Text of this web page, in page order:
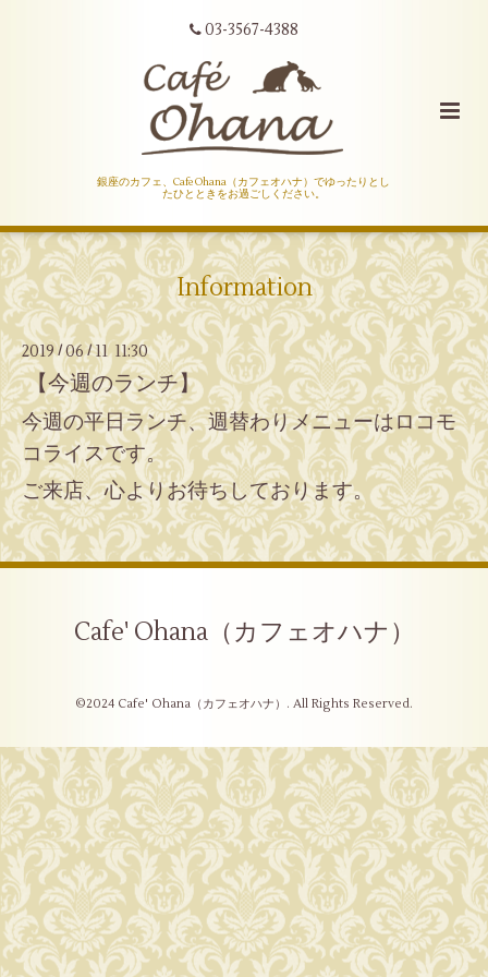
03-3567-4388
銀座のカフェ、Cafe Ohana（カフェオハナ）でゆったりとし
たひとときをお過ごしください。
Information
2019/06 /11 11:30
【今週のランチ】
今週の平日ランチ、週替わりメニューはロコモ
コライスです。
ご来店、心よりお待ちしております。
Cafe' Ohana（カフェオハナ）
©2024 Cafe' Ohana（カフェオハナ） . All Rights Reserved.